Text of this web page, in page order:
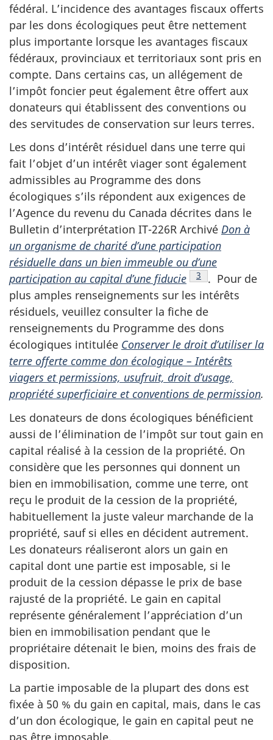
fédéral. L’incidence des avantages fiscaux offerts
par les dons écologiques peut être nettement
plus importante lorsque les avantages fiscaux
fédéraux, provinciaux et territoriaux sont pris en
compte. Dans certains cas, un allégement de
l’impôt foncier peut également être offert aux
donateurs qui établissent des conventions ou
des servitudes de conservation sur leurs terres.
Les dons d’intérêt résiduel dans une terre qui
fait l’objet d’un intérêt viager sont également
admissibles au Programme des dons
écologiques s’ils répondent aux exigences de
l’Agence du revenu du Canada décrites dans le
Bulletin d’interprétation IT-226R Archivé Don à
un organisme de charité d’une participation
résiduelle dans un bien immeuble ou d’une
participation au capital d’une fiducie
Note de bas de
3
. Pour de
plus amples renseignements sur les intérêts
résiduels, veuillez consulter la fiche de
renseignements du Programme des dons
écologiques intitulée Conserver le droit d’utiliser la
terre offerte comme don écologique – Intérêts
viagers et permissions, usufruit, droit d’usage,
propriété superficiaire et conventions de permission.
Les donateurs de dons écologiques bénéficient
aussi de l’élimination de l’impôt sur tout gain en
capital réalisé à la cession de la propriété. On
considère que les personnes qui donnent un
bien en immobilisation, comme une terre, ont
reçu le produit de la cession de la propriété,
habituellement la juste valeur marchande de la
propriété, sauf si elles en décident autrement.
Les donateurs réaliseront alors un gain en
capital dont une partie est imposable, si le
produit de la cession dépasse le prix de base
rajusté de la propriété. Le gain en capital
représente généralement l’appréciation d’un
bien en immobilisation pendant que le
propriétaire détenait le bien, moins des frais de
disposition.
La partie imposable de la plupart des dons est
fixée à 50 % du gain en capital, mais, dans le cas
d’un don écologique, le gain en capital peut ne
pas être imposable.